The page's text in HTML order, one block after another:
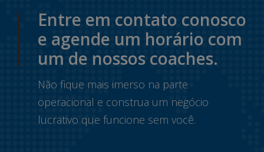
Entre em contato conosco
e agende um horário com
um de nossos coaches.
Não fique mais imerso na parte
operacional e construa um negócio
lucrativo que funcione sem você.